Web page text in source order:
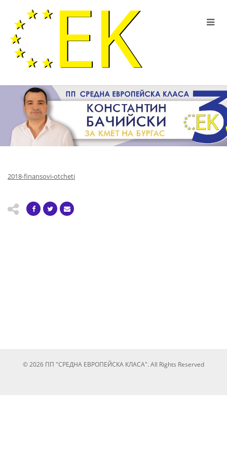
2018-finansovi-otcheti
© 2026 ПП "СРЕДНА ЕВРОПЕЙСКА КЛАСА". All Rights Reserved